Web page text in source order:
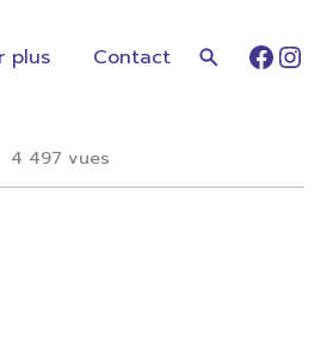
plus Contact
4 497 vues